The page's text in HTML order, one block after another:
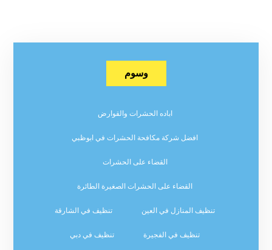
وسوم
اباده الحشرات والقوارض
افضل شركة مكافحة الحشرات في ابوظبي
القضاء على الحشرات
القضاء على الحشرات الصغيرة الطائرة
تنظيف المنازل في العين تنظيف في الشارقة
تنظيف في الفجيرة تنظيف في دبي